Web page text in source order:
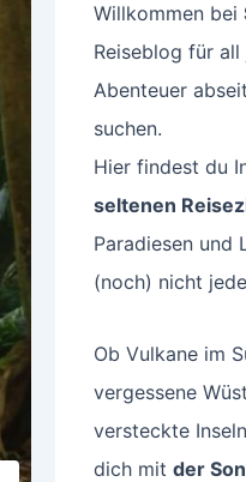
Willkommen bei
Reiseblog für
Abenteuer
suchen.
Hier findest du
seltenen
Paradiesen und
(noch) nicht
Ob Vulkane im
vergessene
versteckte
dich mit der